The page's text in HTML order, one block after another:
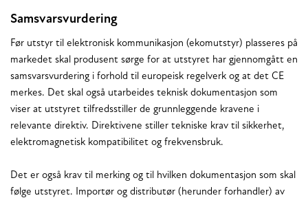
Samsvarsvurdering
Før utstyr til elektronisk kommunikasjon (ekomutstyr) plasseres på
markedet skal produsent sørge for at utstyret har gjennomgått en
samsvarsvurdering i forhold til europeisk regelverk og at det CE
merkes. Det skal også utarbeides teknisk dokumentasjon som
viser at utstyret tilfredsstiller de grunnleggende kravene i
relevante direktiv. Direktivene stiller tekniske krav til sikkerhet,
elektromagnetisk kompatibilitet og frekvensbruk.
Det er også krav til merking og til hvilken dokumentasjon som skal
følge utstyret. Importør og distributør (herunder forhandler) av